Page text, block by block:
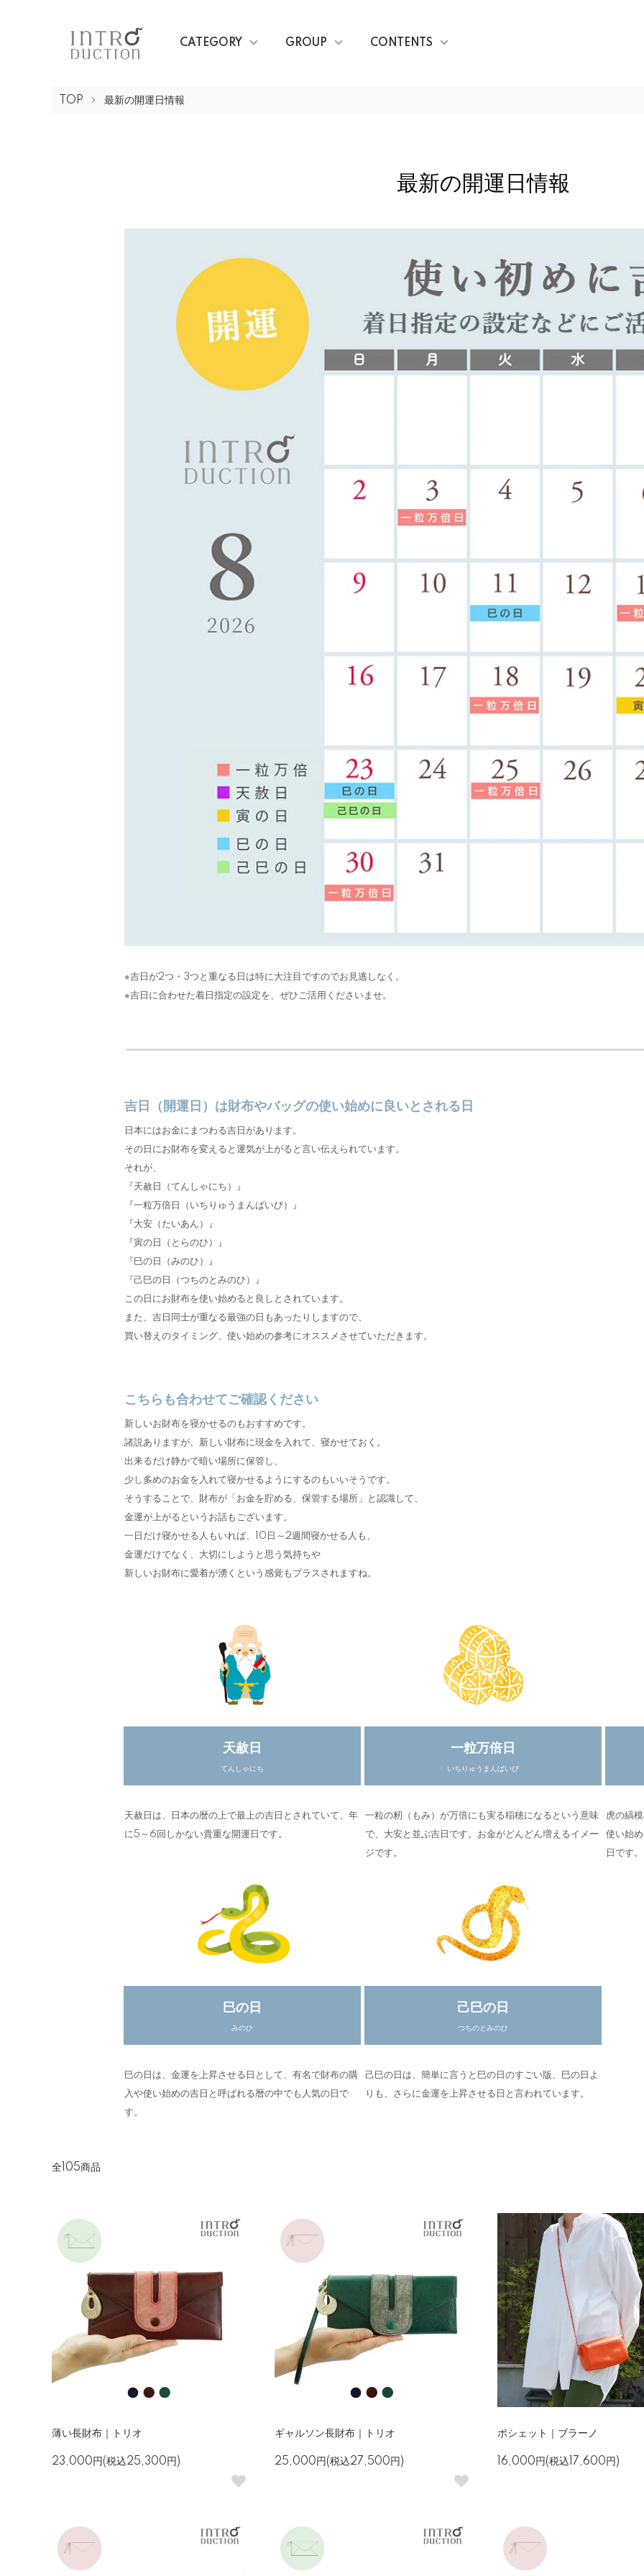
CATEGORY GROUP CONTENTS
TOP 最新の開運日情報
最新の開運日情報
※吉日が2つ・3つと重なる日は特に大注目ですのでお見逃しなく。
※吉日に合わせた着日指定の設定を、ぜひご活用くださいませ。
吉日（開運日）は財布やバッグの使い始めに良いとされる日
日本にはお金にまつわる吉日があります。
その日にお財布を変えると運気が上がると言い伝えられています。
それが、
『天赦日（てんしゃにち）』
『一粒万倍日（いちりゅうまんばいび）』
『大安（たいあん）』
『寅の日（とらのひ）』
『巳の日（みのひ）』
『己巳の日（つちのとみのひ）』
この日にお財布を使い始めると良しとされています。
また、吉日同士が重なる最強の日もあったりしますので、
買い替えのタイミング、使い始めの参考にオススメさせていただきます。
こちらも合わせてご確認ください
新しいお財布を寝かせるのもおすすめです。
諸説ありますが、新しい財布に現金を入れて、寝かせておく。
出来るだけ静かで暗い場所に保管し、
少し多めのお金を入れて寝かせるようにするのもいいそうです。
そうすることで、財布が「お金を貯める、保管する場所」と認識して、
金運が上がるというお話もございます。
一日だけ寝かせる人もいれば、10日～2週間寝かせる人も、
金運だけでなく、大切にしようと思う気持ちや
新しいお財布に愛着が湧くという感覚もプラスされますね。
天赦日
てんしゃにち
一粒万倍日
いちりゅうまんばいび
天赦日は、日本の暦の上で最上の吉日とされていて、年
に5～6回しかない貴重な開運日です。
一粒の籾（もみ）が万倍にも実る稲穂になるという意味
で、大安と並ぶ吉日です。お金がどんどん増えるイメー
ジです。
虎の縞
使い始
日です。
巳の日
みのひ
己巳の日
つちのとみのひ
巳の日は、金運を上昇させる日として、有名で財布の購
入や使い始めの吉日と呼ばれる暦の中でも人気の日で
す。
己巳の日は、簡単に言うと巳の日のすごい版、巳の日よ
りも、さらに金運を上昇させる日と言われています。
全105商品
薄い長財布｜トリオ
23,000円(税込25,300円)
ギャルソン長財布｜トリオ
25,000円(税込27,500円)
ポシェット｜ブラーノ
16,000円(税込17,600円)